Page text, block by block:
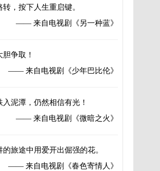
转，按下人生重启键。
—— 来自电视剧
《另一种蓝》
胆争取！
—— 来自电视剧
《少年巴比伦》
入泥潭，仍然相信有光！
—— 来自电视剧
《微暗之火》
的旅途中用爱开出倔强的花。
—— 来自电视剧
《春色寄情人》